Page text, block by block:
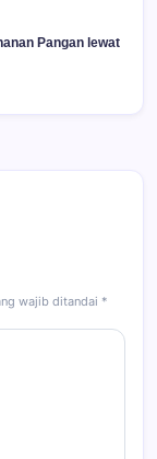
Pangan lewat
wajib ditandai *